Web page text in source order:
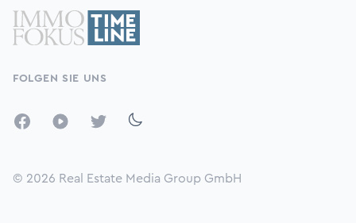
FOLGEN SIE UNS
FacebookYouTubeTwitter
© 2026 Real Estate Media Group GmbH